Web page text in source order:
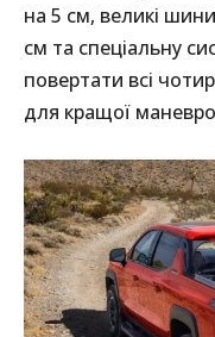
на 5 см, великі
см та спеціальну
повертати всі
для кращої